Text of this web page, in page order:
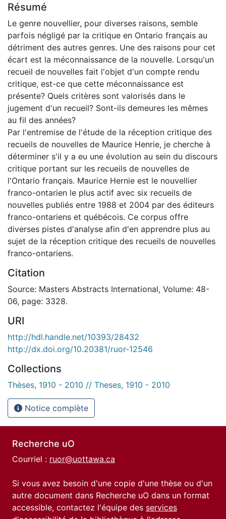
Résumé
Le genre nouvellier, pour diverses raisons, semble
parfois négligé par la critique en Ontario français au
détriment des autres genres. Une des raisons pour cet
écart est la méconnaissance de la nouvelle. Lorsqu'un
recueil de nouvelles fait l'objet d'un compte rendu
critique, est-ce que cette méconnaissance est
présente? Quels critères sont valorisés dans le
jugement d'un recueil? Sont-ils demeures les mêmes
au fil des années?
Par l'entremise de l'étude de la réception critique des
recueils de nouvelles de Maurice Henrie, je cherche à
déterminer s'il y a eu une évolution au sein du discours
critique portant sur les recueils de nouvelles de
l'Ontario français. Maurice Hernie est le nouvellier
franco-ontarien le plus actif avec six recueils de
nouvelles publiés entre 1988 et 2004 par des éditeurs
franco-ontariens et québécois. Ce corpus offre
diverses pistes d'analyse afin d'en apprendre plus au
sujet de la réception critique des recueils de nouvelles
franco-ontariens.
Citation
Source: Masters Abstracts International, Volume: 48-
06, page: 3328.
URI
http://hdl.handle.net/10393/28432
http://dx.doi.org/10.20381/ruor-12546
Collections
Thèses, 1910 - 2010 // Theses, 1910 - 2010
Notice complète
Recherche uO
Courriel : ruor@uottawa.ca
Si vous avez besoin d'une copie d'une thèse ou d'un
autre document dans Recherche uO dans un format
accessible, contactez l'équipe des services